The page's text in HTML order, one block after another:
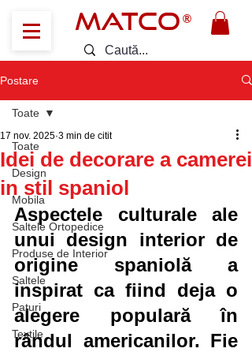
MATCO ®
Postare
Toate
Design
Mobila
Saltele Ortopedice
Produse de Interior
Saltele
Paturi
Textile
Toate
Idei de decorare a camerei
in stil spaniol
17 nov. 2025 3 min de citit
Aspectele culturale ale
unui design interior de
origine spaniolă a
inspirat ca fiind deja o
alegere populară în
rândul americanilor. Fie